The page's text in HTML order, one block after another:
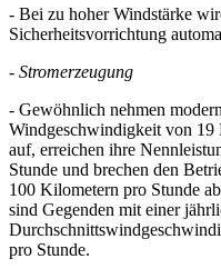
- Bei zu hoher Windstärke
Sicherheitsvorrichtung
- Stromerzeugung
- Gewöhnlich nehmen
Windgeschwindigkeit von 19
auf, erreichen ihre
Stunde und brechen den
100 Kilometern pro Stunde
sind Gegenden mit einer
pro Stunde.